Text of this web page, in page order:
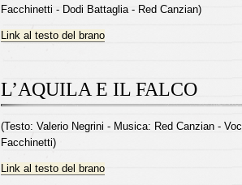
Facchinetti - Dodi Battaglia - Red Canzian)
Link al testo del brano
L’AQUILA E IL FALCO
(Testo: Valerio Negrini - Musica: Red Canzian -
Facchinetti)
Link al testo del brano